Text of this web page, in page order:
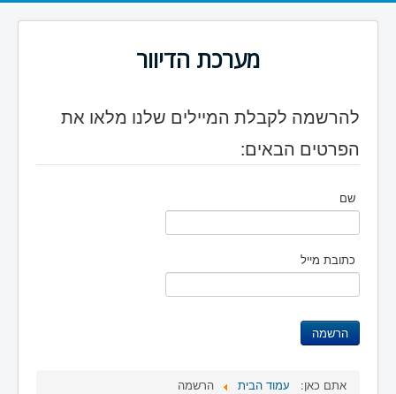
מערכת הדיוור
להרשמה לקבלת המיילים שלנו מלאו את
הפרטים הבאים:
שם
כתובת מייל
אתם כאן: עמוד הבית הרשמה